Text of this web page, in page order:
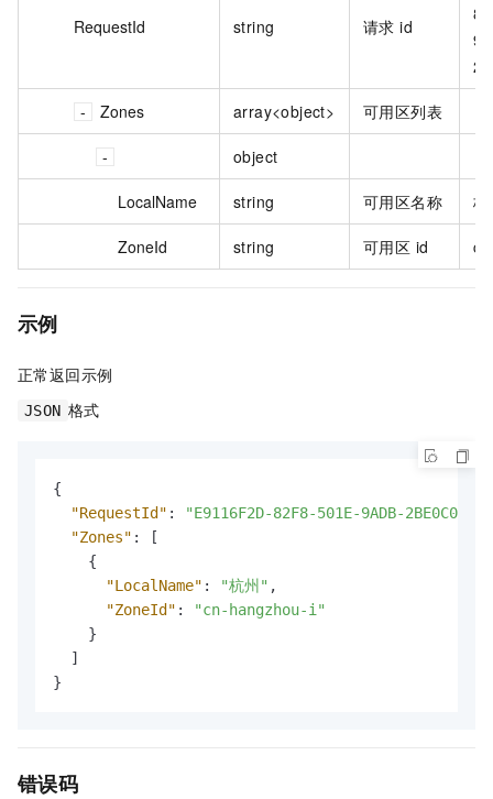
RequestId string 请求 id
Zones array<object> 可用区列表
object
LocalName string 可用区名称 杭
ZoneId string 可用区 id
示例
正常返回示例
JSON 格式
{
"RequestId" :
"E9116F2D-82F8-501E-9ADB-
"Zones" :
[
{
"LocalName" : "杭州" ,
"ZoneId" :
"cn-hangzhou-i"
}
]
}
错误码